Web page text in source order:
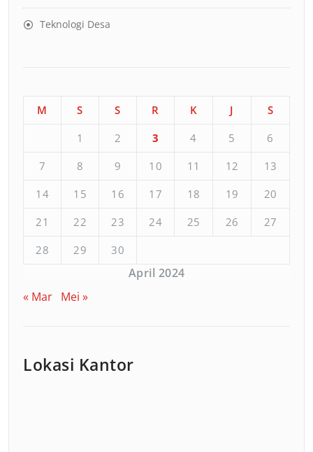
Teknologi Desa
April 2024
M S S R K J
S
1
2 3 4 5
6
7
8 9 10 11 12
13
14
15 16 17 18 19
20
21
22 23 24 25 26
27
28
29 30
« Mar Mei »
Lokasi Kantor